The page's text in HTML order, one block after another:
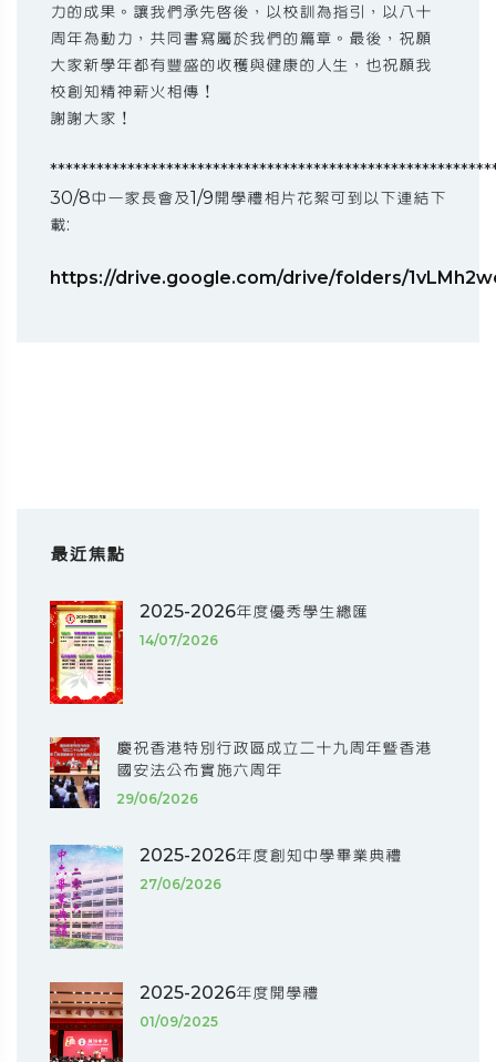
力的成果。讓我們承先啟後，以校訓為指引，以八十
周年為動力，共同書寫屬於我們的篇章。最後，祝願
大家新學年都有豐盛的收穫與健康的人生，也祝願我
校創知精神薪火相傳！
謝謝大家！
30/8中一家長會及1/9開學禮相片花絮可到以下連結下
載:
https://drive.google.com/drive/folders/
最近焦點
2025-2026年度優秀學生總匯
14/07/2026
慶祝香港特別行政區成立二十九周年暨香港
國安法公布實施六周年
29/06/2026
2025-2026年度創知中學畢業典禮
27/06/2026
2025-2026年度開學禮
01/09/2025